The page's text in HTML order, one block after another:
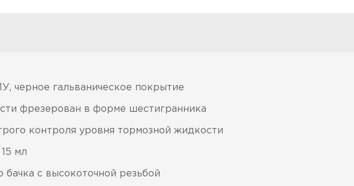
черное гальваническое покрытие
фрезерован в форме шестигранника
контроля уровня тормозной жидкости
мл
с высокоточной резьбой